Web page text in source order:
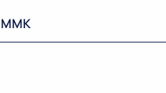
ММК